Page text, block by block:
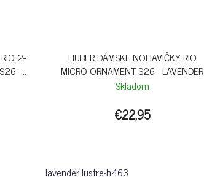
2-
-
HUBER DÁMSKE NOHAVIČKY RIO
MICRO ORNAMENT S26 - LAVENDER
LUSTRE
Skladom
€22,95
lavender lustre-h463